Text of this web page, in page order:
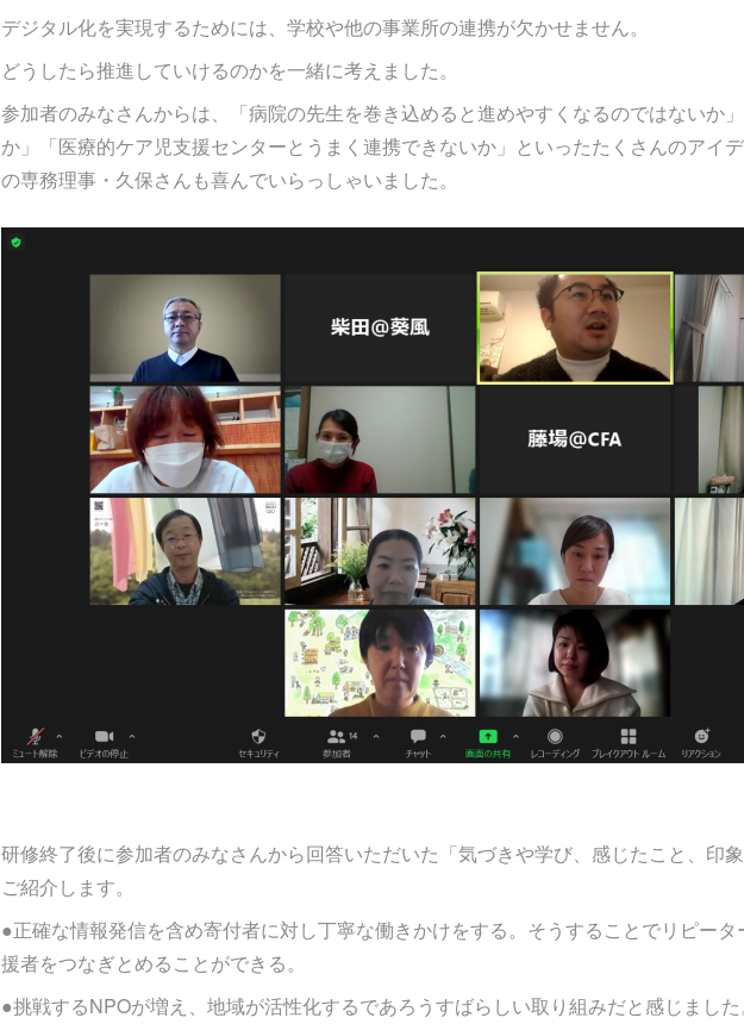
デジタル化を実現するためには、学校や他の事業所の連携が欠かせません。
どうしたら推進していけるのかを一緒に考えました。
参加者のみなさんからは、「病院の先生を巻き込めると進めやすくなるのではないか
か」「医療的ケア児支援センターとうまく連携できないか」といったたくさんのアイ
の専務理事・久保さんも喜んでいらっしゃいました。
研修終了後に参加者のみなさんから回答いただいた「気づきや学び、感じたこと、印
ご紹介します。
●正確な情報発信を含め寄付者に対し丁寧な働きかけをする。そうすることでリピー
援者をつなぎとめることができる。
●挑戦するNPOが増え、地域が活性化するであろうすばらしい取り組みだと感じまし